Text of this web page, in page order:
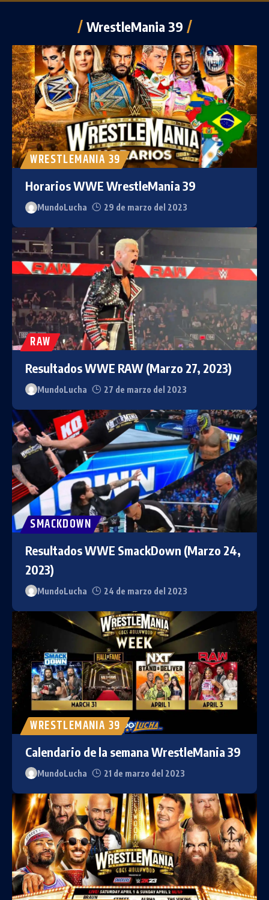
WrestleMania 39
WRESTLEMANIA 39
Horarios WWE WrestleMania 39
MundoLucha 29 de marzo del 2023
RAW
Resultados WWE RAW (Marzo 27, 2023)
MundoLucha 27 de marzo del 2023
SMACKDOWN
Resultados WWE SmackDown (Marzo 24,
2023)
MundoLucha 24 de marzo del 2023
WRESTLEMANIA 39
Calendario de la semana WrestleMania 39
MundoLucha 21 de marzo del 2023